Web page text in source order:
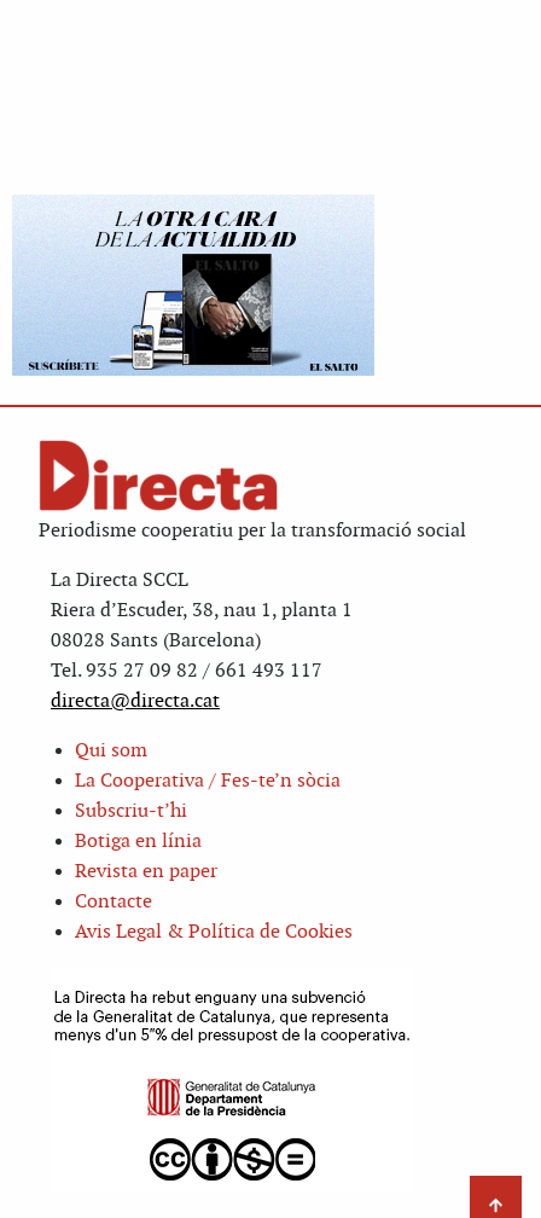
Periodisme cooperatiu per la transformació social
La Directa SCCL
Riera d’Escuder, 38, nau 1, planta 1
08028 Sants (Barcelona)
Tel. 935 27 09 82 / 661 493 117
directa@directa.cat
Qui som
La Cooperativa / Fes-te’n sòcia
Subscriu-t’hi
Botiga en línia
Revista en paper
Contacte
Avis Legal & Política de Cookies